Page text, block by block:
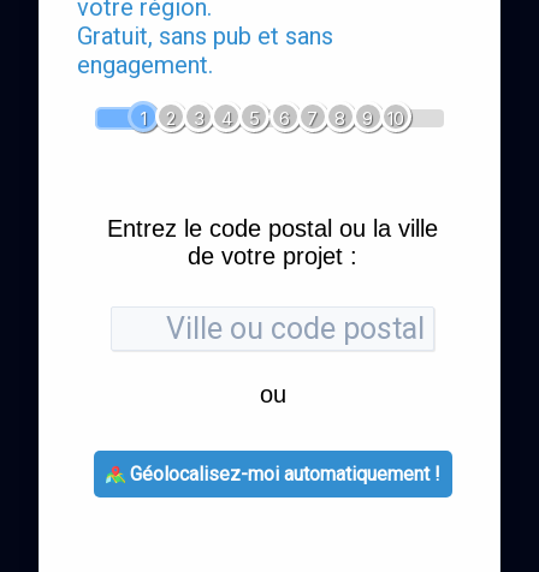
votre région.
Gratuit, sans pub et sans
engagement.
1 2 3 4 5 6 7 8 9 10
Entrez le code postal ou la ville
de votre projet :
ou
Géolocalisez-moi automatiquement !